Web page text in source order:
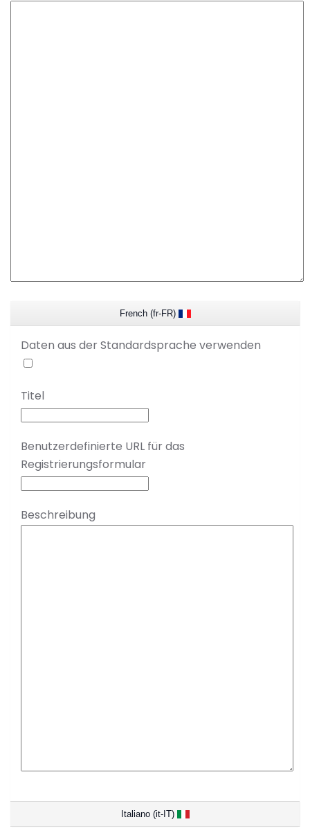
French (fr-FR)
Daten aus der Standardsprache verwenden
Titel
Benutzerdefinierte URL für das
Registrierungsformular
Beschreibung
Italiano (it-IT)